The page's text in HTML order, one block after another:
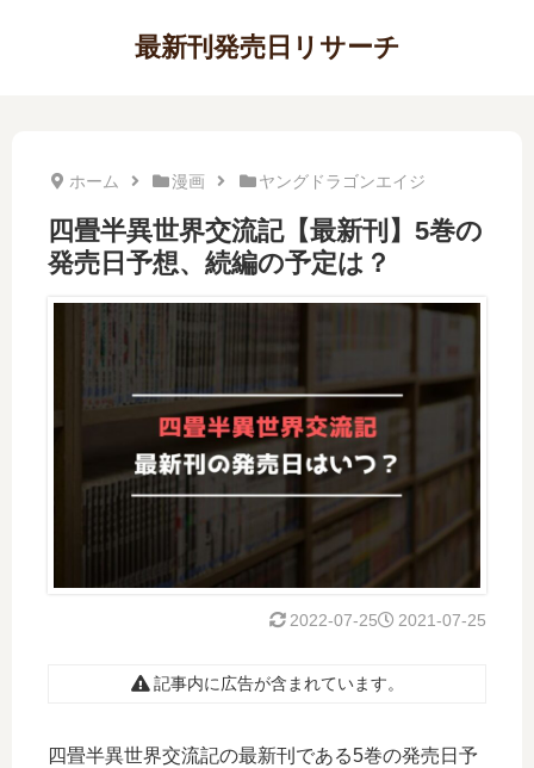
最新刊発売日リサーチ
ホーム 漫画 ヤングドラゴンエイジ
四畳半異世界交流記【最新刊】5巻の
発売日予想、続編の予定は？
2021-07-25
2022-07-25
記事内に広告が含まれています。
四畳半異世界交流記の最新刊である5巻の発売日予